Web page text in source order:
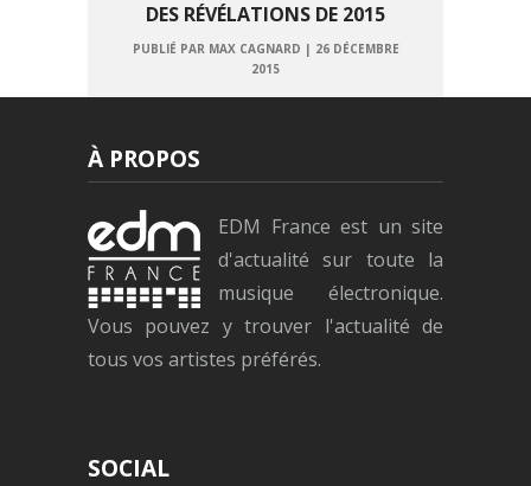
DES RÉVÉLATIONS DE 2015
PUBLIÉ PAR MAX CAGNARD | 26 DÉCEMBRE
2015
À PROPOS
EDM France est un site
d'actualité sur toute la
musique électronique.
Vous pouvez y trouver l'actualité de
tous vos artistes préférés.
SOCIAL